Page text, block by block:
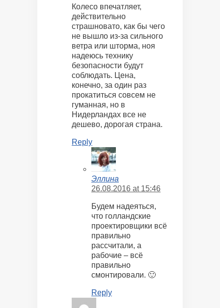
Колесо впечатляет,
действительно
страшновато, как бы чего
не вышло из-за сильного
ветра или шторма, ноя
надеюсь технику
безопасности будут
соблюдать. Цена,
конечно, за один раз
прокатиться совсем не
гуманная, но в
Нидерландах все не
дешево, дорогая страна.
Reply
Эллина
26.08.2016 at 15:46
Будем надеяться,
что голландские
проектировщики всё
правильно
рассчитали, а
рабочие – всё
правильно
смонтировали. 🙂
Reply